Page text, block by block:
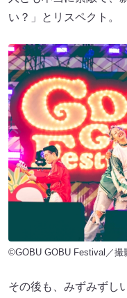
い？」とリスペクト。
©GOBU GOBU Festival／撮
その後も、みずみずし